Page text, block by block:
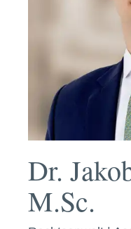
Dr.
M.Sc.